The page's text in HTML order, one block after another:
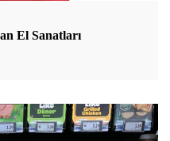
El Sanatları